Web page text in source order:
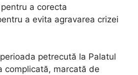
a corecta
a evita agravarea crizei
petrecută la Palatul
complicată, marcată de